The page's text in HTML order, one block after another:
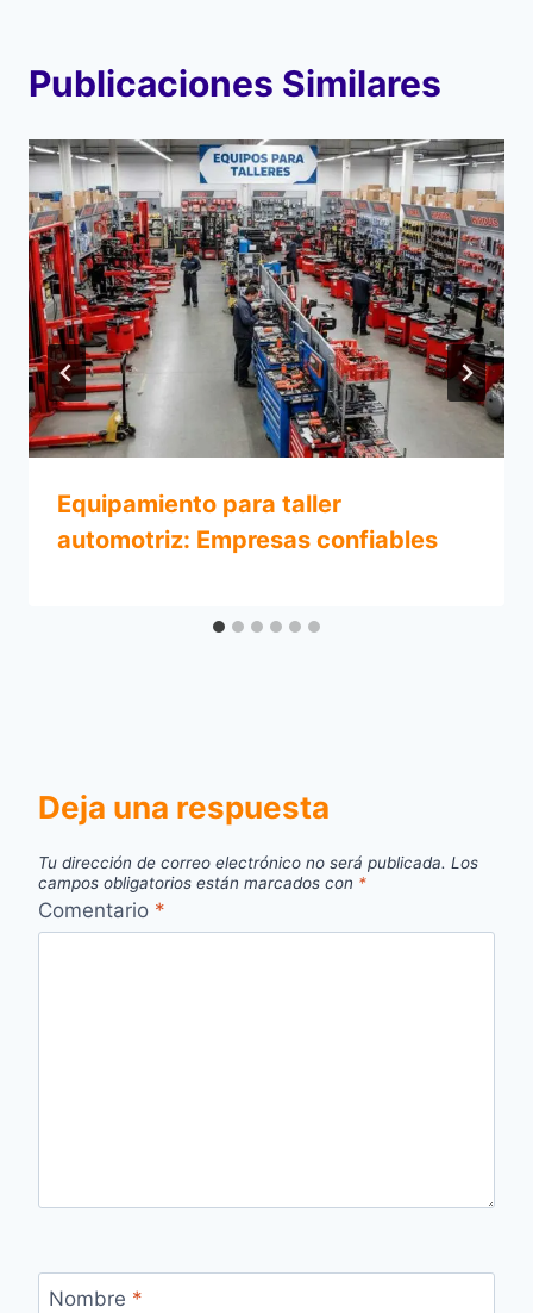
Publicaciones Similares
Equipamiento para taller
automotriz: Empresas confiables
Deja una respuesta
Tu dirección de correo electrónico no será publicada. Los
campos obligatorios están marcados con *
Comentario *
Nombre *